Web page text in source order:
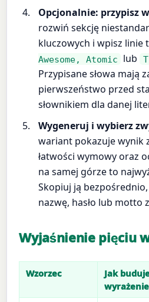
Opcjonalnie: przypisz
rozwiń sekcję
kluczowych i wpisz linie
Awesome, Atomic
lub
Przypisane słowa mają
pierwszeństwo przed
słownikiem dla danej
Wygeneruj i wybierz
wariant pokazuje wynik
łatwości wymowy oraz
na samej górze to
Skopiuj ją
nazwę, hasło lub motto
Wyjaśnienie pięciu
Wzorzec
Jak
wyrażenie